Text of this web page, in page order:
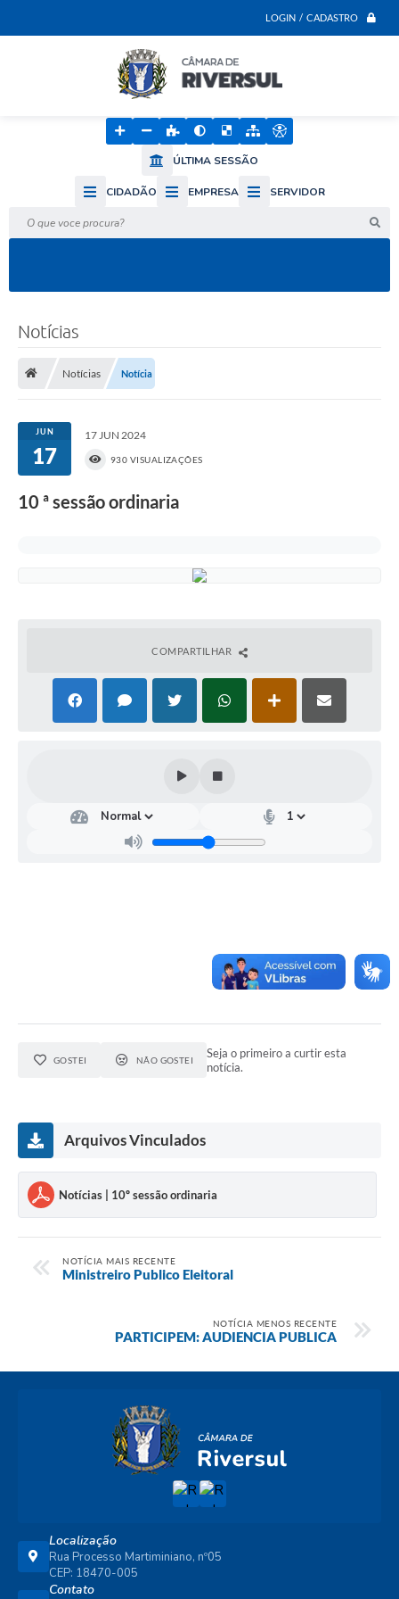
LOGIN / CADASTRO
O que voce procura?
CIDADÃO EMPRESA SERVIDOR
ÚLTIMA SESSÃO
Notícias
Notícias Notícia
JUN
17
17 JUN 2024
930 VISUALIZAÇÕES
10 ª sessão ordinaria
COMPARTILHAR
GOSTEI NÃO GOSTEI
Seja o primeiro a curtir esta
notícia.
Arquivos Vinculados
Notícias | 10º sessão ordinaria
NOTÍCIA MAIS RECENTE
Ministreiro Publico Eleitoral
NOTÍCIA MENOS RECENTE
PARTICIPEM: AUDIENCIA PUBLICA
Localização
Rua Processo Martiminiano, nº05
CEP: 18470-005
Contato